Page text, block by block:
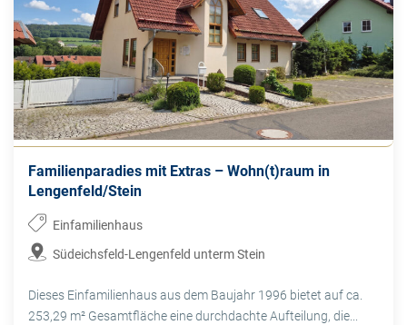
Familienparadies mit Extras – Wohn(t)raum in
Lengenfeld/Stein
Einfamilienhaus
Südeichsfeld-Lengenfeld unterm Stein
Dieses Einfamilienhaus aus dem Baujahr 1996 bietet auf ca.
253,29 m² Gesamtfläche eine durchdachte Aufteilung, die...